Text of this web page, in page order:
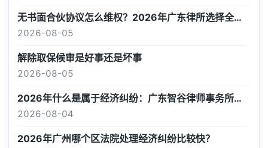
无书面合伙协议怎么维权？2026年广东律所选择全指南
2026-08-05
解除取保候审是好事还是坏事
2026-08-05
2026年什么是属于经济纠纷：广东智谷律师事务所深度解析
2026-08-04
2026年广州哪个区法院处理经济纠纷比较快？